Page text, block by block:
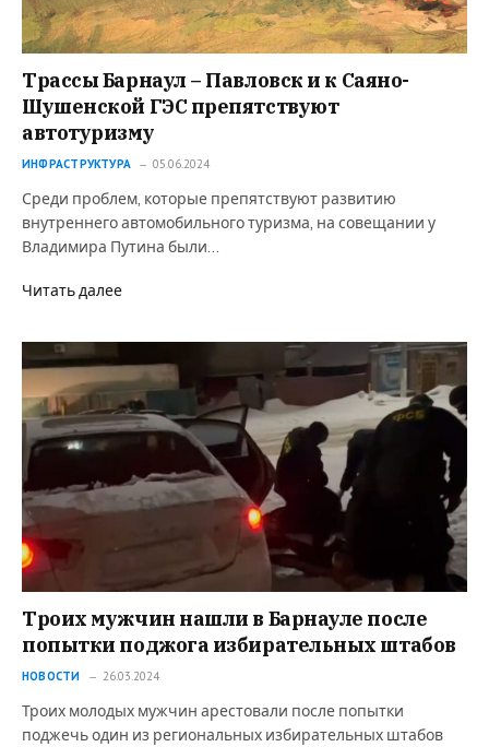
Трассы Барнаул – Павловск и к Саяно-
Шушенской ГЭС препятствуют
автотуризму
ИНФРАСТРУКТУРА 05.06.2024
Среди проблем, которые препятствуют развитию
внутреннего автомобильного туризма, на совещании у
Владимира Путина были…
Читать далее
Троих мужчин нашли в Барнауле после
попытки поджога избирательных штабов
НОВОСТИ 26.03.2024
Троих молодых мужчин арестовали после попытки
поджечь один из региональных избирательных штабов